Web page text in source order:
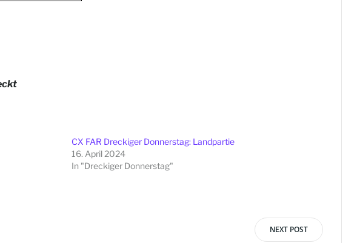
CX FAR Dreckiger Donnerstag: Landpartie
16. April 2024
In "Dreckiger Donnerstag"
NEXT POST